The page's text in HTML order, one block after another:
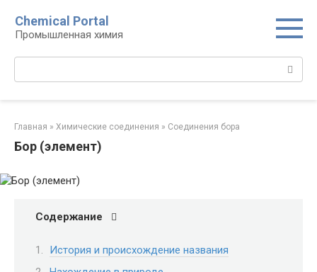
контенту
Chemical Portal
Промышленная химия
Главная » Химические соединения » Соединения бора‎
Бор (элемент)
Содержание
История и происхождение названия